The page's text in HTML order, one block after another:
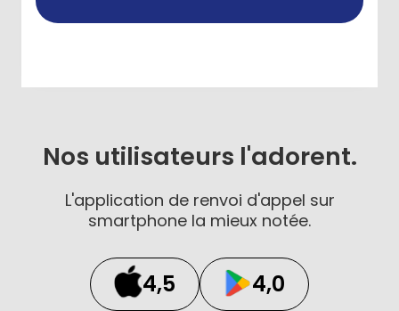
Nos utilisateurs l'adorent.
L'application de renvoi d'appel sur
smartphone la mieux notée.
4,5 4,0